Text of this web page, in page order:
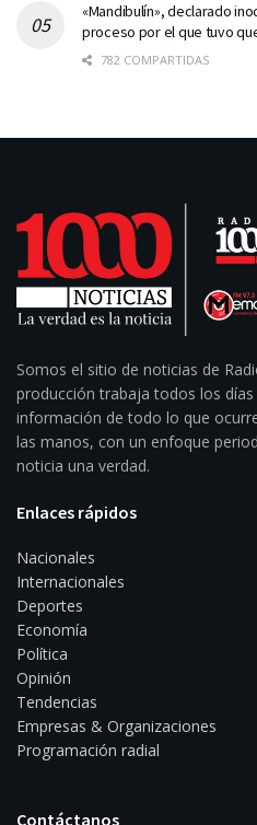
«Mandibulín», declarado
proceso por el que tuvo
782 COMPARTIDAS
Somos el sitio de noticias de
producción trabaja todos los
información de todo lo que
las manos, con un enfoque
noticia una verdad.
Enlaces rápidos
Nacionales
Internacionales
Deportes
Economía
Política
Opinión
Tendencias
Empresas & Organizaciones
Programación radial
Contáctanos